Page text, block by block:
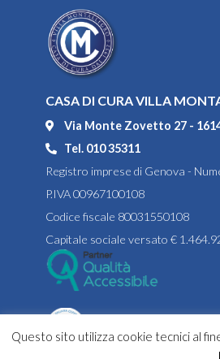
CASA DI CURA VILLA
Via Monte Zovetto 27 -
Tel. 010 35311
Registro imprese di Genova -
P.IVA 00967100108
Codice fiscale 80031550108
Capitale sociale versato €
Questo sito utilizza cookie tecnici al